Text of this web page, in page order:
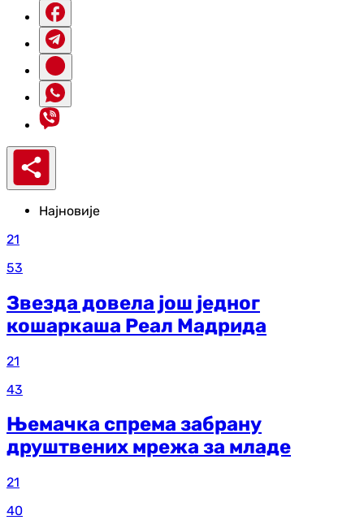
Најновије
21
53
Звезда довела још једног
кошаркаша Реал Мадрида
21
43
Њемачка спрема забрану
друштвених мрежа за младе
21
40